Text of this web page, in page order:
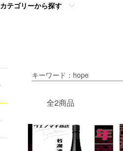
カテゴリーから探す
キーワード：hope
全2商品